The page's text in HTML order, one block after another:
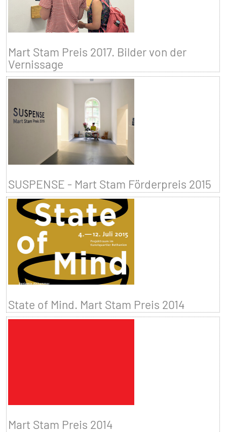
Mart Stam Preis 2017. Bilder von der
Vernissage
SUSPENSE - Mart Stam Förderpreis 2015
State of Mind. Mart Stam Preis 2014
Mart Stam Preis 2014